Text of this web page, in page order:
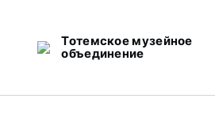
Тотемское музейное
объединение